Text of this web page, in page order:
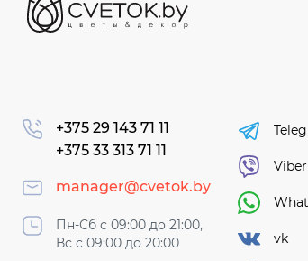
+375 29 143 71 11
+375 33 313 71 11
manager@cvetok.by
Пн-Сб с 09:00 до 21:00,
Вс с 09:00 до 20:00
Viber
vk